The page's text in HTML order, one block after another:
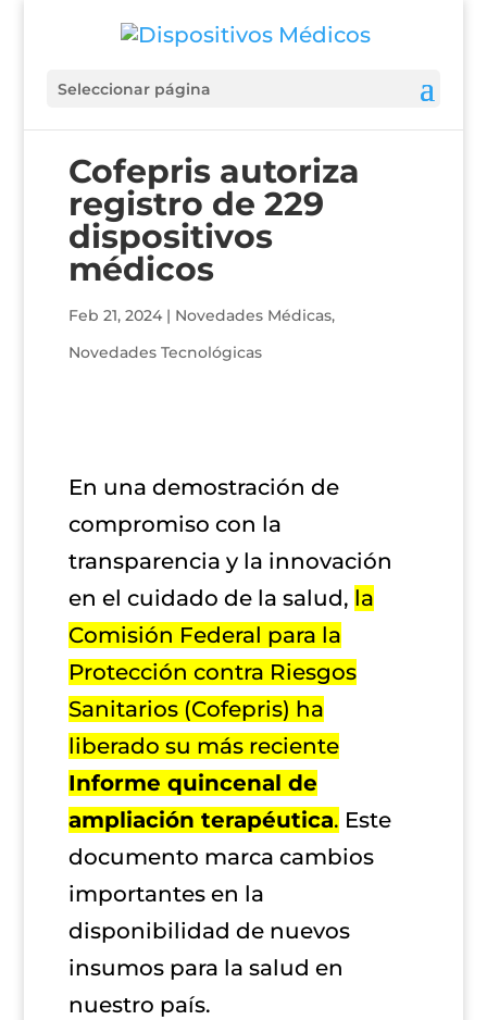
Seleccionar página
Cofepris autoriza
registro de 229
dispositivos
médicos
Feb 21, 2024| Novedades Médicas,
Novedades Tecnológicas
En una demostración de
compromiso con la
transparencia y la innovación
en el cuidado de la salud, la
Comisión Federal para la
Protección contra Riesgos
Sanitarios (Cofepris) ha
liberado su más reciente
Informe quincenal de
ampliación terapéutica. Este
documento marca cambios
importantes en la
disponibilidad de nuevos
insumos para la salud en
nuestro país.